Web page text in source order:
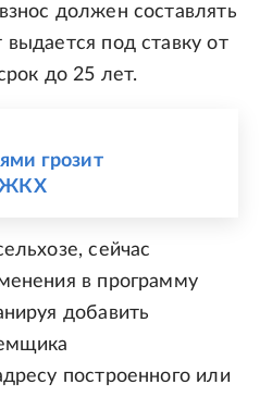
должен составлять
под ставку от
до 25 лет.
грозит
ЖКХ
сейчас
в программу
добавить
построенного или